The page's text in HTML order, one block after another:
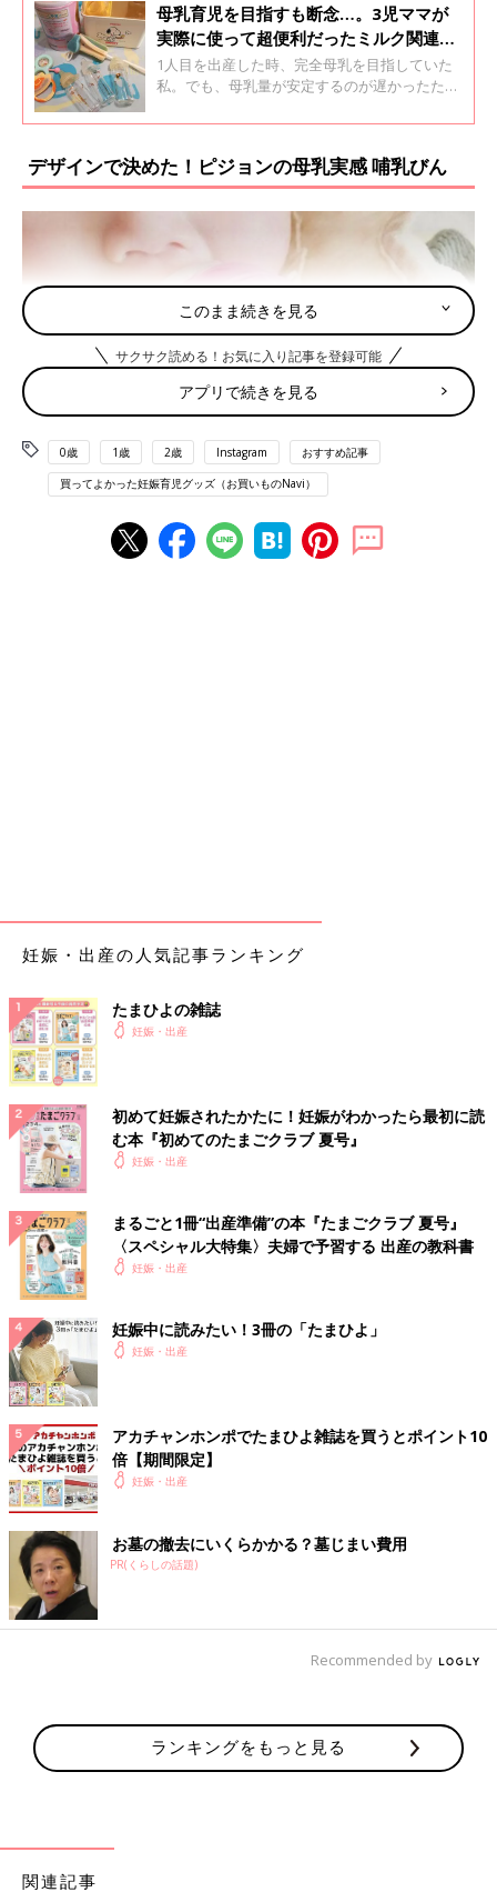
母乳育児を目指すも断念…。3児ママが
実際に使って超便利だったミルク関連ア
イテム。その進化に驚きも！
1人目を出産した時、完全母乳を目指していた
私。でも、母乳量が安定するのが遅かったた
用してみると人前でもあげやすい、パパなども
も実感。今回は、便利だと感じたミルク関連ア
イテムをご紹介。
デザインで決めた！ピジョンの母乳実感 哺乳びん
指で哺乳びんをみずから調節？ピジョンの母乳実感
哺乳びん
出典：Instagramアカウント「iku_1993」
ikumiさんが使っているのは黄色い小さめサイズのピジョンの母
乳実感 哺乳びん。ミルクを飲むのにも慣れてきて、まるで人差
し指と親指で哺乳びんを調節しているかのよう。お気に入りの角
度があるのかな？
産院でお試しした哺乳びんはコンビの「テテオ」
このまま続きを見る
サクサク読める！お気に入り記事を登録可能
アプリで続きを見る
0歳 1歳 2歳 Instagram おすすめ記事
買ってよかった妊娠育児グッズ（お買いものNavi）
妊娠・出産の人気記事ランキング
たまひよの雑誌
妊娠・出産
初めて妊娠されたかたに！妊娠がわかったら最初に読
む本『初めてのたまごクラブ 夏号』
妊娠・出産
まるごと1冊“出産準備”の本『たまごクラブ 夏号』
〈スペシャル大特集〉夫婦で予習する 出産の教科書
妊娠・出産
妊娠中に読みたい！3冊の「たまひよ」
妊娠・出産
アカチャンホンポでたまひよ雑誌を買うとポイント10
倍【期間限定】
妊娠・出産
お墓の撤去にいくらかかる？墓じまい費用
PR(くらしの話題)
Recommended by
ランキングをもっと見る
関連記事